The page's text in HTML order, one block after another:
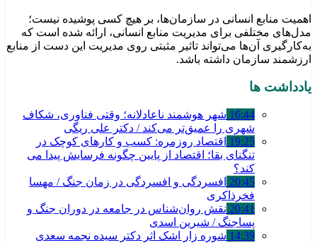
اهمیت منابع انسانی در سازمان‌ها، بر هیچ کسی پوشیده نیست؛
مدل‌های مختلفی برای مدیریت منابع انسانی، ارائه شده است که
به‌کارگیری آن‌ها می‌تواند تاثیر مثبتی روی مدیریت این دست از منابع
ارزشمند سازمان داشته باشد.
یادداشت ها
16:44 شهر هوشمند ناعادلانه؛ وقتی فناوری، شکاف
شهری را عمیق‌تر می‌کند / دکتر علی ریگی
19:25 اقتصاد روزمره: کسب‌ و کارهای کوچک در
تنگنای بقا؛ اقتصاد از پایین چگونه فرسایش پیدا می
کند؟
20:45 افسردگی و افسردگی در زمان جنگ / مهسا
فخرذاکری
20:41 نقش روان‌شناس در جامعه در دوران جنگ و
پساجنگ / شیرین اسدی
14:39 شوره زار اشک اثر دکتر سیده نجمه سعدی